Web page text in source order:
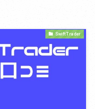
Swift Trader